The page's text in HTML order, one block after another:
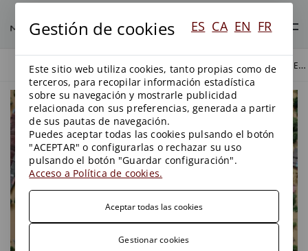
BLOG AGUAS LOS PLANES DE GESTIÓN DEL RIESGO DE INUNDACIÓN Y SU PROCEDIMIENTO DE APROBACIÓN: ANÁLISIS DE LA JURISPRUDENCIA DEL TRIBUNAL SUPREMO
Gestión de cookies ES CA EN FR
Este sitio web utiliza cookies, tanto propias como de
terceros, para recopilar información estadística
sobre su navegación y mostrarle publicidad
relacionada con sus preferencias, generada a partir
de sus pautas de navegación.
Puedes aceptar todas las cookies pulsando el botón
"ACEPTAR" o configurarlas o rechazar su uso
pulsando el botón "Guardar configuración".
Acceso a Política de cookies.
Aceptar todas las cookies
Gestionar cookies